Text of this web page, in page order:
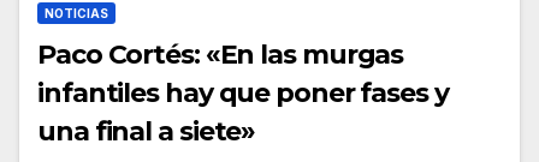
NOTICIAS
Paco Cortés: «En las murgas
infantiles hay que poner fases y
una final a siete»